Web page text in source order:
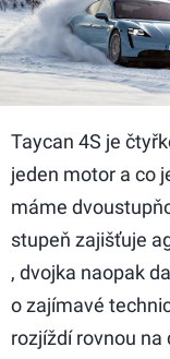
Taycan 4S je
jeden motor a co
máme
stupeň zajišťuje
, dvojka naopak
o zajímavé
rozjíždí rovnou na